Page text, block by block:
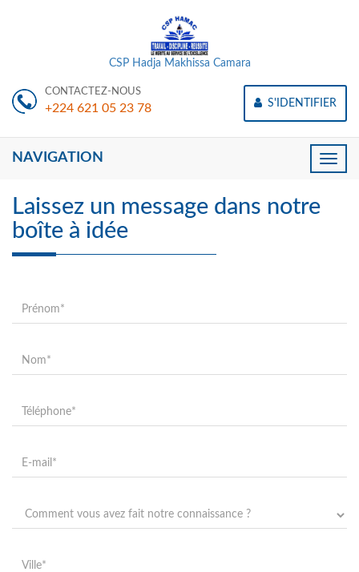
CSP Hadja Makhissa Camara
CONTACTEZ-NOUS
+224 621 05 23 78 S'IDENTIFIER
Toggle
NAVIGATION
Laissez un message dans notre
boîte à idée